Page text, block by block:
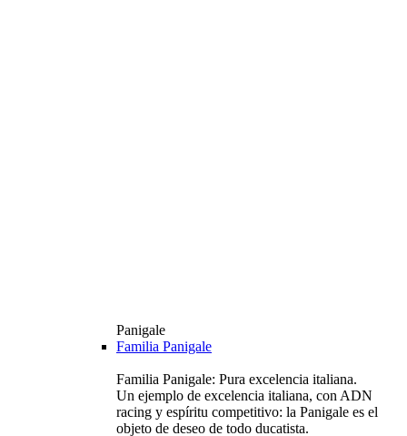
Panigale
Familia Panigale
Familia Panigale: Pura excelencia italiana.
Un ejemplo de excelencia italiana, con ADN
racing y espíritu competitivo: la Panigale es el
objeto de deseo de todo ducatista.